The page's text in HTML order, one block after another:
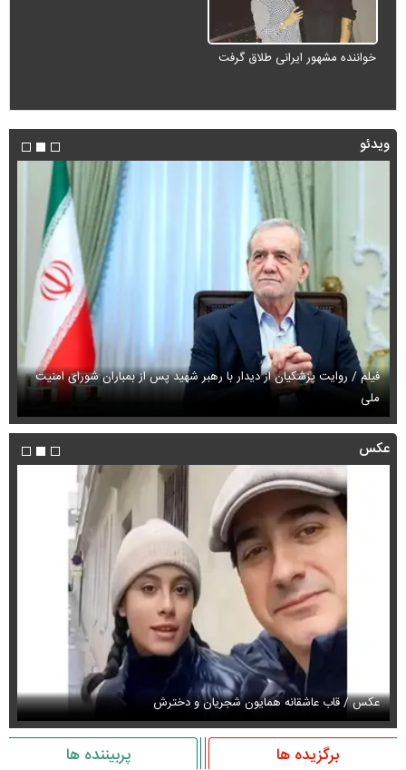
خواننده مشهور ایرانی طلاق گرفت
ویدئو
فیلم / روایت پزشکیان از دیدار با رهبر شهید پس از بمباران شورای امنیت
ملی
عکس
عکس / قاب عاشقانه همایون شجریان و دخترش
برگزیده ها پربیننده ها